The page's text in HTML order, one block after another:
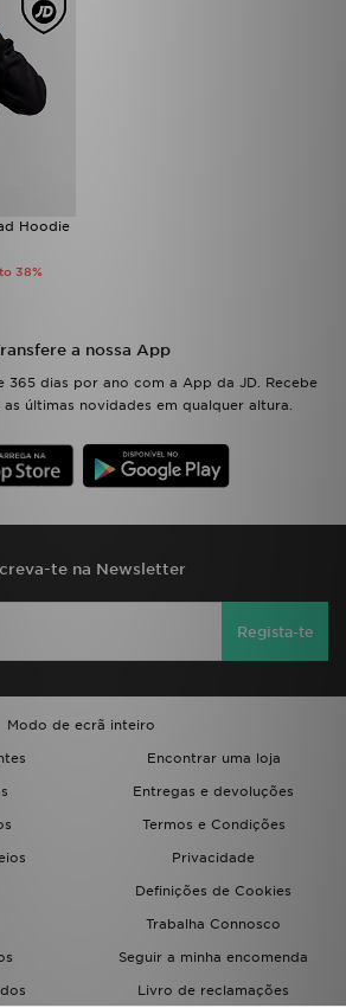
Hoodie
38%
a nossa App
365 dias por ano com a App da JD. Recebe
últimas novidades em qualquer altura.
te na Newsletter
Regista-te
Modo de ecrã inteiro
Encontrar uma loja
Entregas e devoluções
Termos e Condições
Privacidade
Definições de Cookies
Trabalha Connosco
Seguir a minha encomenda
Livro de reclamações